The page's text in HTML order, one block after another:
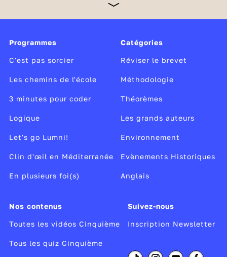
approfondissements, (qui couvre les classes de 5
4 et 3 ). Ils poursuivent l’acquisition de nouvelles
français, mathématiques, histoire-géographie, 2
langues vivantes, enseignement moral et civique,
éducation aux médias et à l’information,
Programmes
C'est pas sorcier
Les chemins de l'école
3 minutes pour coder
Logique
Let's go Lumni!
Clin d'œil en Méditerranée
En plusieurs foi(s)
Catégories
Réviser le brevet
Méthodologie
Théorèmes
Les grands auteurs
Environnement
Evènements Historiques
Anglais
Nos contenus
Toutes les vidéos Cinquième
Tous les quiz Cinquième
Suivez-nous
Inscription Newsletter